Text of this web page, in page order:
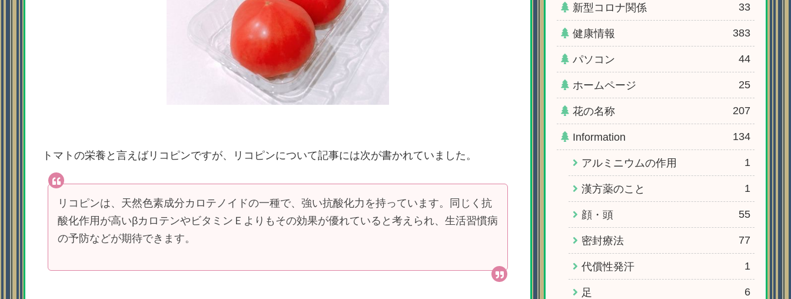
トマトの栄養と言えばリコピンですが、リコピンについて記事には次が書かれていました。
リコピンは、天然色素成分カロテノイドの一種で、強い抗酸化力を持っています。同じく抗
酸化作用が高いβカロテンやビタミンＥよりもその効果が優れていると考えられ、生活習慣病
の予防などが期待できます。
新型コロナ関係 33
健康情報 383
パソコン 44
ホームページ 25
花の名称 207
Information 134
アルミニウムの作用 1
漢方薬のこと 1
顔・頭 55
密封療法 77
代償性発汗 1
足 6